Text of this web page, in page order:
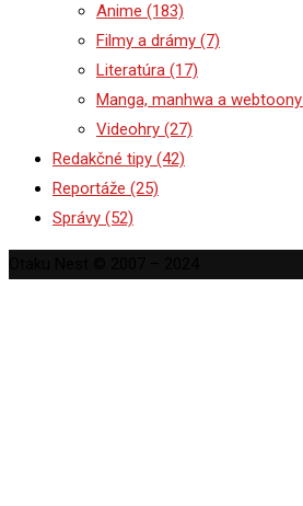
Anime (183)
Filmy a drámy (7)
Literatúra (17)
Manga, manhwa a webtoony
Videohry (27)
Redakčné tipy (42)
Reportáže (25)
Správy (52)